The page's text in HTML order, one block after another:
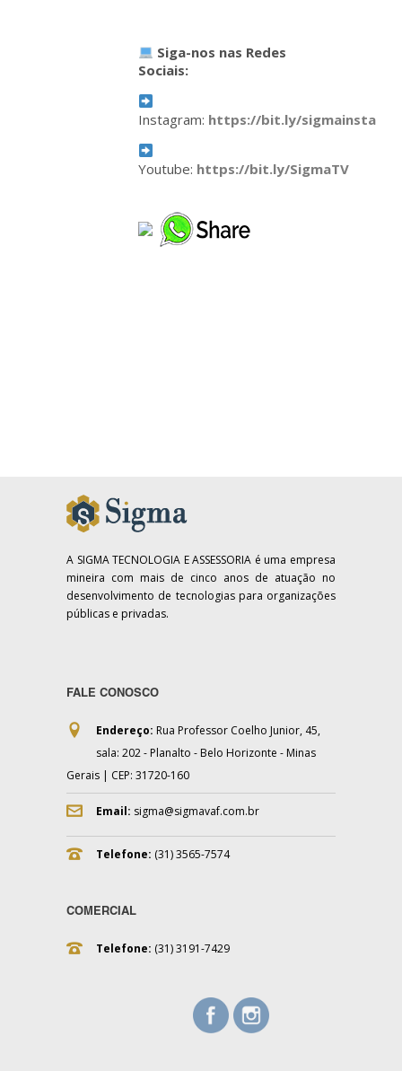
Siga-nos nas Redes
Sociais:
Instagram: https://bit.ly/sigmainsta
Youtube: https://bit.ly/SigmaTV
A SIGMA TECNOLOGIA E ASSESSORIA é uma empresa
mineira com mais de cinco anos de atuação no
desenvolvimento de tecnologias para organizações
públicas e privadas.
FALE CONOSCO
Endereço: Rua Professor Coelho Junior, 45,
sala: 202 - Planalto - Belo Horizonte - Minas
Gerais | CEP: 31720-160
Email: sigma@sigmavaf.com.br
Telefone: (31) 3565-7574
COMERCIAL
Telefone: (31) 3191-7429